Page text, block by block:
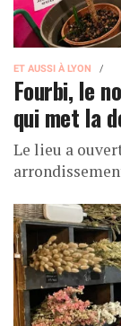
ET AUSSI À LYON
Fourbi, le
qui met la
Le lieu a